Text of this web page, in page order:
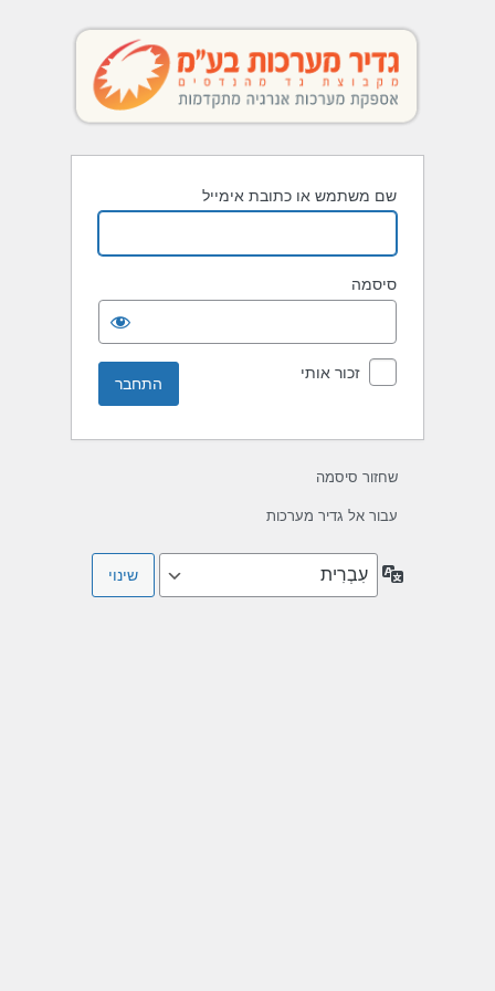
התחבר
שם משתמש או כתובת אימייל
סיסמה
זכור אותי
שחזור סיסמה
עבור אל גדיר מערכות
שפה